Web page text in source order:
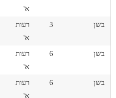
א'
בשן 3
רעות
א'
בשן 6
רעות
א'
בשן 6
רעות
א'